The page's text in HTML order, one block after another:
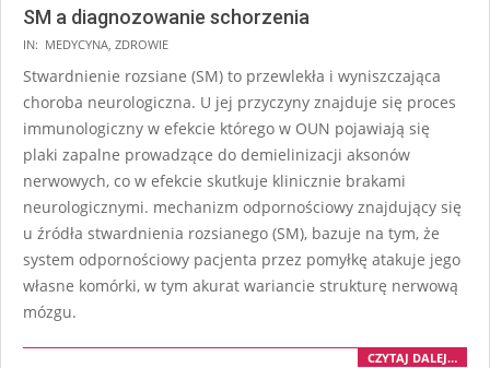
SM a diagnozowanie schorzenia
IN: MEDYCYNA, ZDROWIE
Stwardnienie rozsiane (SM) to przewlekła i wyniszczająca
choroba neurologiczna. U jej przyczyny znajduje się proces
immunologiczny w efekcie którego w OUN pojawiają się
plaki zapalne prowadzące do demielinizacji aksonów
nerwowych, co w efekcie skutkuje klinicznie brakami
neurologicznymi. mechanizm odpornościowy znajdujący się
u źródła stwardnienia rozsianego (SM), bazuje na tym, że
system odpornościowy pacjenta przez pomyłkę atakuje jego
własne komórki, w tym akurat wariancie strukturę nerwową
mózgu.
CZYTAJ DALEJ…